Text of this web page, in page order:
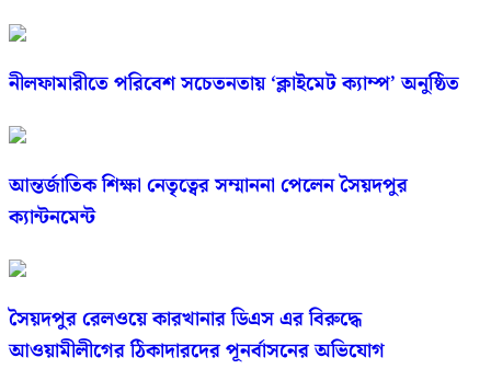
নীলফামারীতে পরিবেশ সচেতনতায় ‘ক্লাইমেট ক্যাম্প’ অনুষ্ঠিত
আন্তর্জাতিক শিক্ষা নেতৃত্বের সম্মাননা পেলেন সৈয়দপুর
ক্যান্টনমেন্ট
সৈয়দপুর রেলওয়ে কারখানার ডিএস এর বিরুদ্ধে
আওয়ামীলীগের ঠিকাদারদের পূনর্বাসনের অভিযোগ